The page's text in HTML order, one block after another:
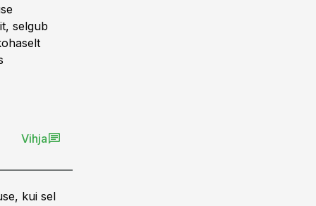
selgub
Vihja
kui sel